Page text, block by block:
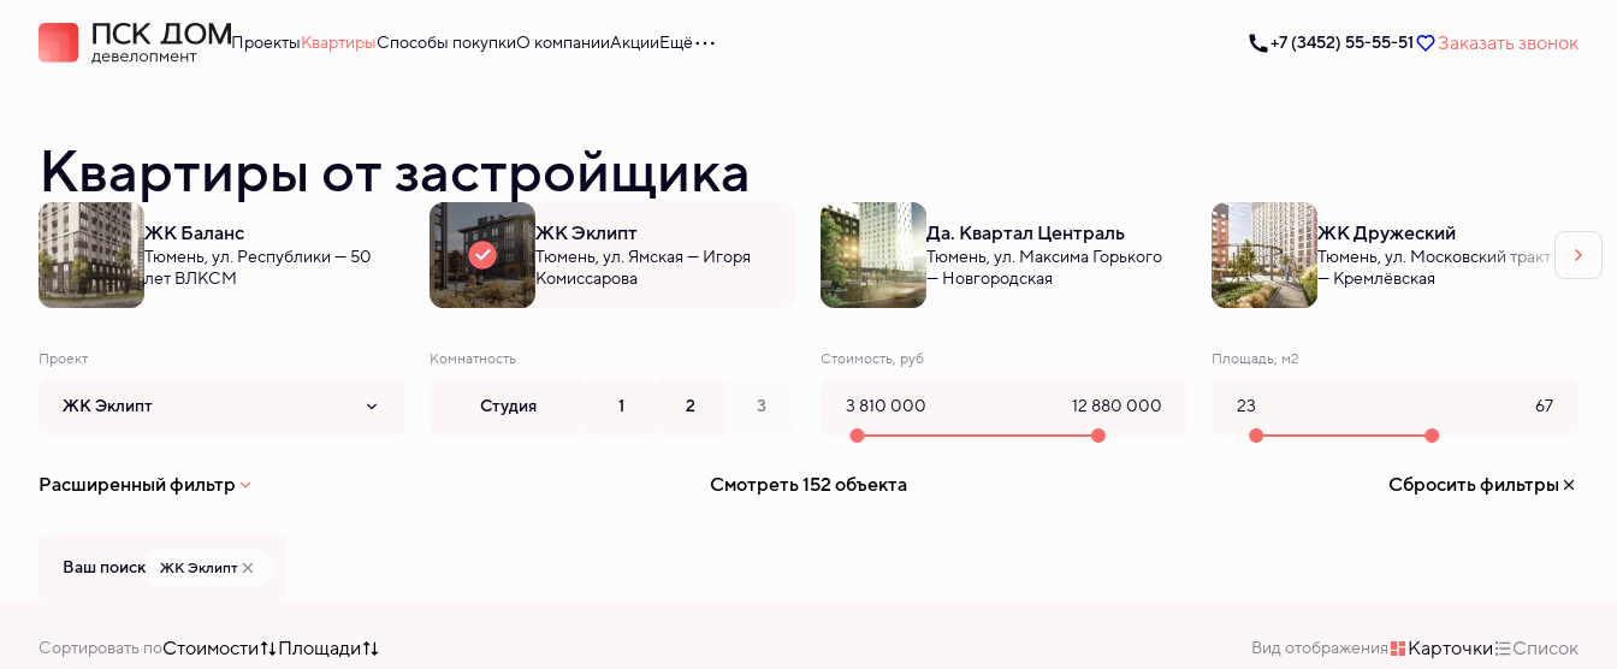
ПроектыКвартирыСпособы покупкиО компанииАкцииЕщё +7 (3452) 55-55-51 Заказать звонок
Квартиры от застройщика
ЖК Баланс
Тюмень, ул. Республики — 50
лет ВЛКСМ
ЖК Эклипт
Тюмень, ул. Ямская — Игоря
Комиссарова
Да. Квартал Централь
Тюмень, ул. Максима Горького
— Новгородская
ЖК Дружеский
Тюмень, ул. Московский тракт
— Кремлёвская
Проект
ЖК Эклипт
Комнатность
Студия 1 2 3
Стоимость, руб Площадь, м2
Расширенный фильтр Смотреть 152 объекта Сбросить фильтры
Ваш поиск ЖК Эклипт
Сортировать поСтоимости Площади Вид отображения Карточки Список